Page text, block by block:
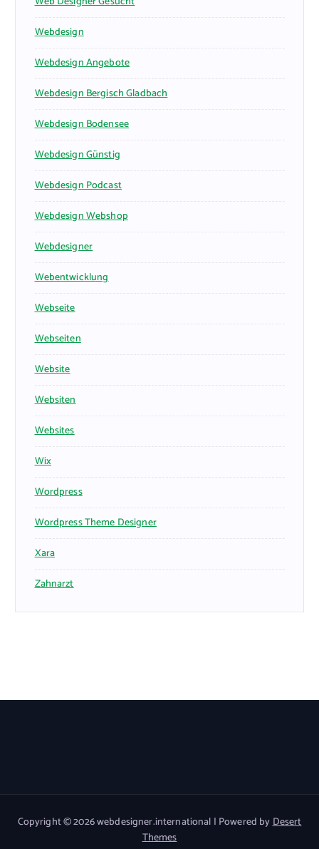
Webdesign
Webdesign Angebote
Webdesign Bergisch Gladbach
Webdesign Bodensee
Webdesign Günstig
Webdesign Podcast
Webdesign Webshop
Webdesigner
Webentwicklung
Webseite
Webseiten
Website
Websiten
Websites
Wix
Wordpress
Wordpress Theme Designer
Xara
Zahnarzt
Copyright © 2026 webdesigner.international | Powered byDesert
Themes